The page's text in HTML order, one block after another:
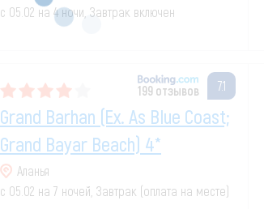
с 05.02 на 4 ночи, Завтрак включен
199 отзывов 7.1
Grand Barhan (ex. As Blue Coast;
Grand Bayar Beach) 4*
Аланья
с 05.02 на 7 ночей, Завтрак (оплата на месте)